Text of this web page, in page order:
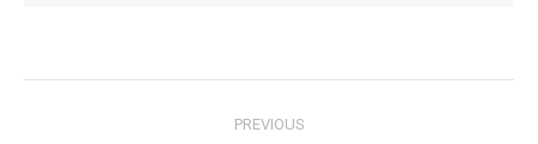
PREVIOUS